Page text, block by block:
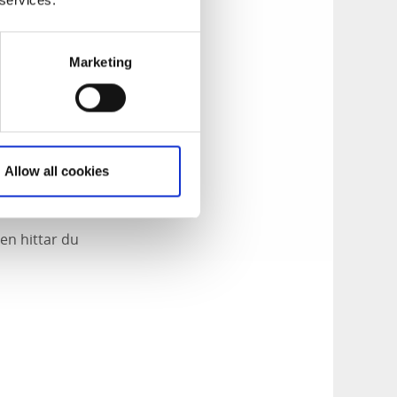
Marketing
Allow all cookies
på anrika
där det
även på
en tur med
hittar du